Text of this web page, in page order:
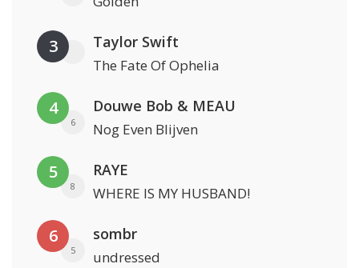
3 Taylor Swift
The Fate Of Ophelia
4
6
Douwe Bob & MEAU
Nog Even Blijven
5
8
RAYE
WHERE IS MY HUSBAND!
6
5
sombr
undressed